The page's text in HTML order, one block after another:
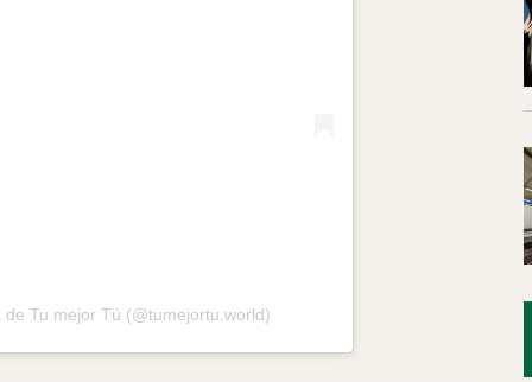
Tu mejor Tú (@tumejortu.world)